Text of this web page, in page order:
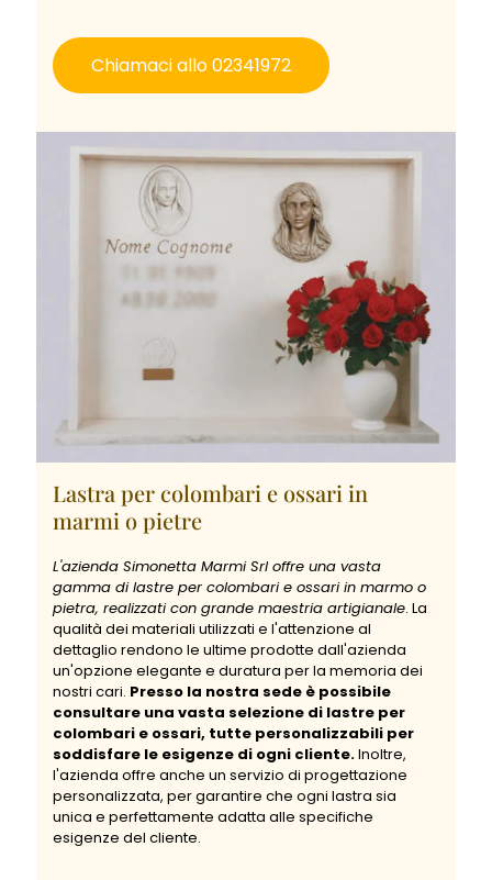
Chiamaci allo 02341972
Lastra per colombari e ossari in
marmi o pietre
L'azienda Simonetta Marmi Srl offre una vasta
gamma di lastre per colombari e ossari in marmo o
pietra, realizzati con grande maestria artigianale. La
qualità dei materiali utilizzati e l'attenzione al
dettaglio rendono le ultime prodotte dall'azienda
un'opzione elegante e duratura per la memoria dei
nostri cari. Presso la nostra sede è possibile
consultare una vasta selezione di lastre per
colombari e ossari, tutte personalizzabili per
soddisfare le esigenze di ogni cliente.Inoltre,
l'azienda offre anche un servizio di progettazione
personalizzata, per garantire che ogni lastra sia
unica e perfettamente adatta alle specifiche
esigenze del cliente.